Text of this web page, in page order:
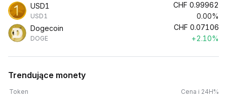
USD1
USD1
CHF 0.99962
0.00%
Dogecoin
DOGE
CHF 0.07106
+2.10%
Trendujące monety
Token Cena i 24H%